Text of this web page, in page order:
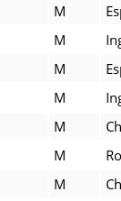
M
M
M
M
M
M
M